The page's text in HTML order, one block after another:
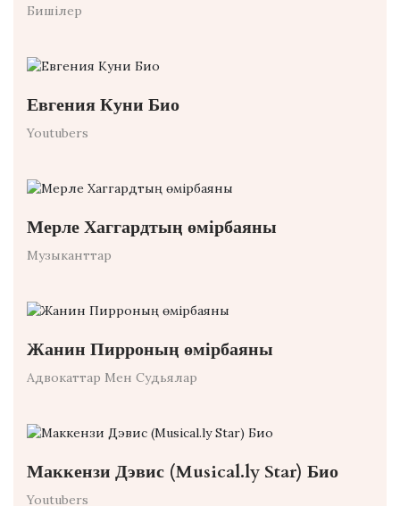
Бишілер
Евгения Куни Био
Youtubers
Мерле Хаггардтың өмірбаяны
Музыканттар
Жанин Пирроның өмірбаяны
Адвокаттар Мен Судьялар
Маккензи Дэвис (Musical.ly Star) Био
Youtubers